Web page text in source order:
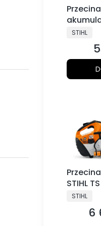
GTA 26,
STIHL
STIHL
STIHL
6